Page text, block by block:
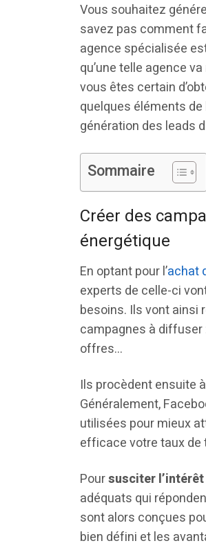
Vous souhaitez
savez pas comment
agence spécialisée
qu’une telle agence
vous êtes certain
quelques éléments
génération des leads
Sommaire
Créer des
énergétique
En optant pour l’achat
experts de celle-ci
besoins. Ils vont ainsi
campagnes à diffuser
offres…
Ils procèdent ensuite
Généralement,
utilisées pour mieux
efficace votre taux
Poursusciter
adéquats qui
sont alors conçues
bien défini et les